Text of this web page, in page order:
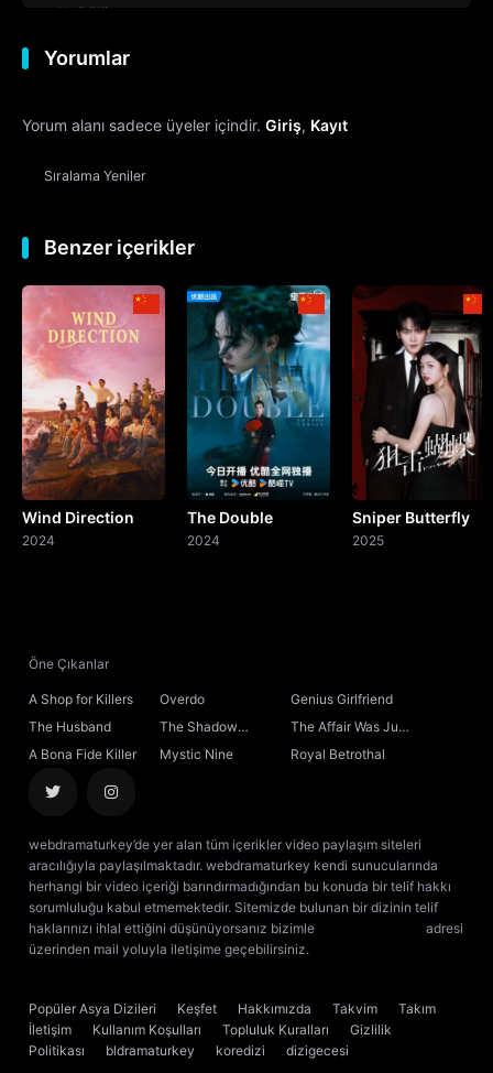
11. Bölüm
12. Bölüm
13. Bölüm
14. Bölüm
15. Bölüm
17. Bölüm
18. Bölüm
19. Bölüm
20. Bölüm
Yorumlar
Yorum alanı sadece üyeler içindir. Giriş, Kayıt
Sıralama Yeniler
Benzer içerikler
Wind Direction
2024
The Double
2024
Sniper Butterfly
2025
Öne Çıkanlar
A Shop for Killers Overdo
Genius Girlfriend
The Husband
The Shadow
Sovereign
The Affair Was Just
the Beginning
A Bona Fide Killer Mystic Nine Royal Betrothal
webdramaturkey’de yer alan tüm içerikler video paylaşım siteleri
aracılığıyla paylaşılmaktadır. webdramaturkey kendi sunucularında
herhangi bir video içeriği barındırmadığından bu konuda bir telif hakkı
sorumluluğu kabul etmemektedir. Sitemizde bulunan bir dizinin telif
haklarınızı ihlal ettiğini düşünüyorsanız bizimle
adresi
üzerinden mail yoluyla iletişime geçebilirsiniz.
Popüler Asya Dizileri Keşfet Hakkımızda Takvim
Takım
İletişim
Kullanım Koşulları Topluluk Kuralları
Gizlilik
Politikası
bldramaturkey koredizi
dizigecesi